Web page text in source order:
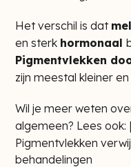
Het verschil is dat
en sterk hormonaal
Pigmentvlekken
zijn meestal kleiner
Wil je meer weten
algemeen? Lees ook:
Pigmentvlekken
behandelingen